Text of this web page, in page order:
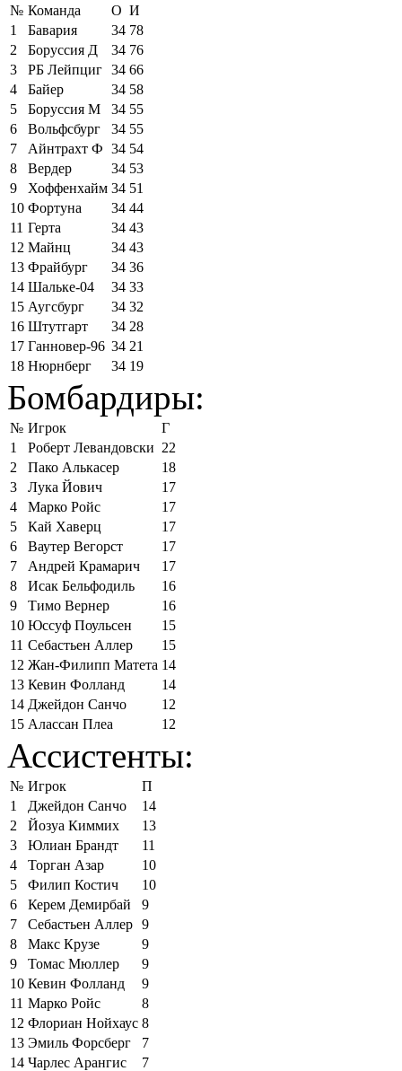
№ Команда О И
1
Бавария 34 78
2
Боруссия Д 34 76
3
РБ Лейпциг 34 66
4
Байер 34 58
5
Боруссия М 34 55
6
Вольфсбург 34 55
7
Айнтрахт Ф 34 54
8
Вердер 34 53
9
Хоффенхайм 34 51
10 Фортуна 34 44
11 Герта 34 43
12 Майнц 34 43
13 Фрайбург 34 36
14 Шальке-04 34 33
15 Аугсбург 34 32
16 Штутгарт 34 28
17 Ганновер-96 34 21
18 Нюрнберг 34 19
Бомбардиры:
№ Игрок
Г
1
Роберт Левандовски 22
2
Пако Алькасер
18
3
Лука Йович
17
4
Марко Ройс
17
5
Кай Хаверц
17
6
Ваутер Вегорст
17
7
Андрей Крамарич
17
8
Исак Бельфодиль
16
9
Тимо Вернер
16
10 Юссуф Поульсен
15
11 Себастьен Аллер
15
12 Жан-Филипп Матета 14
13 Кевин Фолланд
14
14 Джейдон Санчо
12
15 Алассан Плеа 12
Ассистенты:
№ Игрок
П
1
Джейдон Санчо
14
2
Йозуа Киммих
13
3
Юлиан Брандт
11
4
Торган Азар
10
5
Филип Костич
10
6
Керем Демирбай
9
7
Себастьен Аллер 9
8
Макс Крузе
9
9
Томас Мюллер
9
10 Кевин Фолланд
9
11 Марко Ройс
8
12 Флориан Нойхаус 8
13 Эмиль Форсберг
7
14 Чарлес Арангис
7